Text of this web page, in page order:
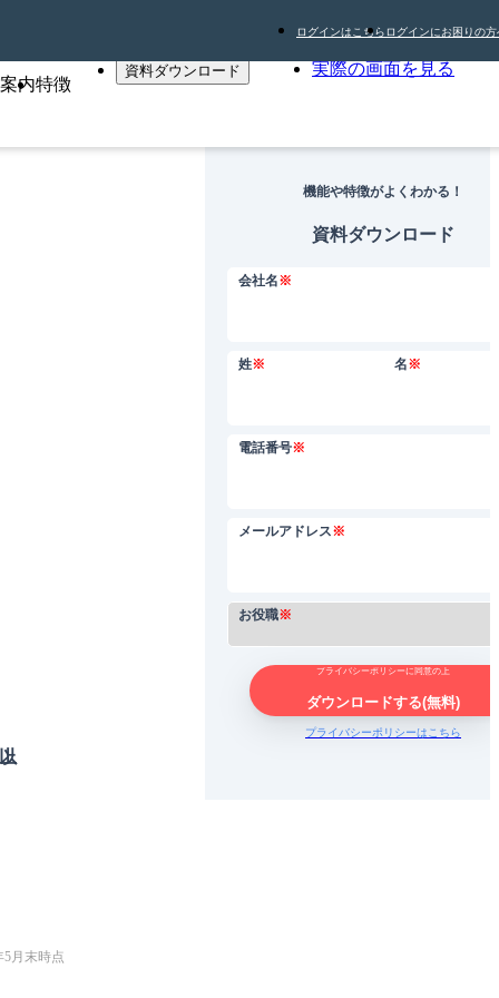
ログインはこちら ログインにお困りの方
内特徴
資料ダウンロード 実際の画面を見る
5月末時点
機能や特徴がよくわかる！
資料ダウンロード
会社名※
姓※ 名※
電話番号※
メールアドレス※
お役職※
プライバシーポリシーに同意の上
ダウンロードする(無料)
プライバシーポリシーはこちら